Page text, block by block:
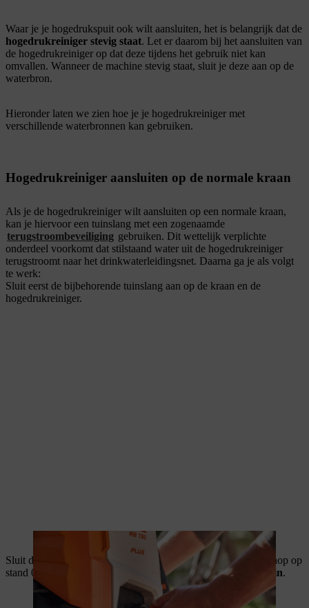
Waar je je hogedrukspuit ook wilt aansluiten, het is belangrijk dat de
hogedrukreiniger stevig staat. Let er daarom bij het aansluiten van
de hogedrukreiniger op dat deze tijdens het gebruik niet kan
omvallen. Wanneer de machine stevig staat, sluit je deze aan op de
waterbron.
Hieronder laten we zien hoe je je hogedrukreiniger met
verschillende waterbronnen kan gebruiken.
Hogedrukreiniger aansluiten op de normale kraan
Als je de hogedrukreiniger wilt aansluiten op een normale kraan,
kan je hiervoor een tuinslang met een zogenaamde
terugstroombeveiliging gebruiken. Dit wettelijk verplichte
onderdeel voorkomt dat stilstaand water uit de hogedrukreiniger
terugstroomt naar het drinkwaterleidingsnet. Daarna ga je als volgt
te werk:
Sluit eerst de bijbehorende tuinslang aan op de kraan en de
hogedrukreiniger.
Sluit de hogedrukreiniger op het stroomnet aan. Zet de draaiknop op
stand 0.
Belangrijk: schakel de hogedrukreiniger nog niet in.